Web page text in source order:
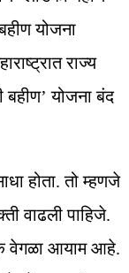
योजना
राज्य
बहीण’ योजना बंद
होता. तो म्हणजे
वाढली पाहिजे.
वेगळा आयाम आहे.